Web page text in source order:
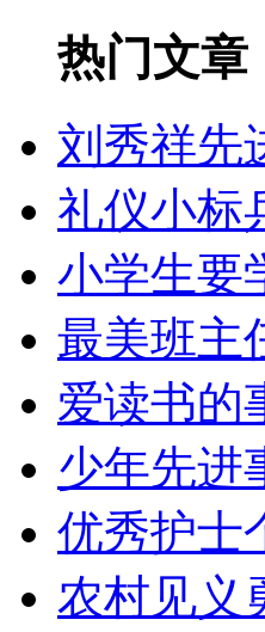
热门文章
刘秀祥先
礼仪小标
小学生要
最美班主
爱读书的
少年先进
优秀护士
农村见义